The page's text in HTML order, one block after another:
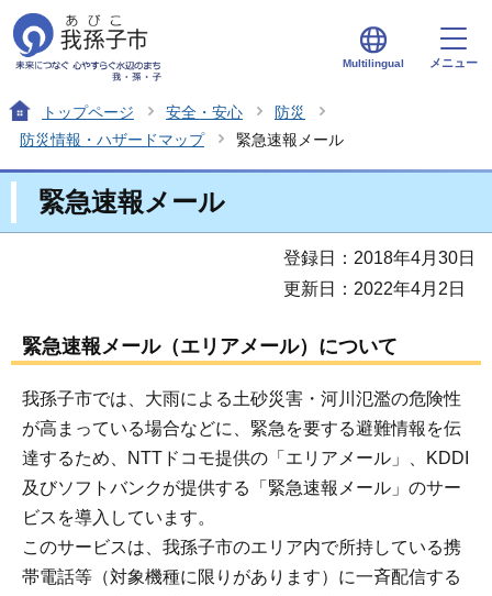
Multilingual メニュー
トップページ 安全・安心
防災
防災情報・ハザードマップ
緊急速報メール
緊急速報メール
登録日：2018年4月30日
更新日：2022年4月2日
緊急速報メール（エリアメール）について
我孫子市では、大雨による土砂災害・河川氾濫の危険性
が高まっている場合などに、緊急を要する避難情報を伝
達するため、NTTドコモ提供の「エリアメール」、KDDI
及びソフトバンクが提供する「緊急速報メール」のサー
ビスを導入しています。
このサービスは、我孫子市のエリア内で所持している携
帯電話等（対象機種に限りがあります）に一斉配信する